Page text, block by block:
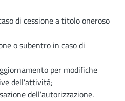
di cessione a titolo oneroso
o subentro in caso di
per modifiche
dell’attività;
dell’autorizzazione.